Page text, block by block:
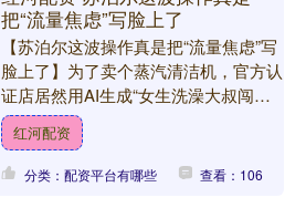
把“流量焦虑”写脸上了
【苏泊尔这波操作真是把“流量焦虑”写
脸上了】为了卖个蒸汽清洁机，官方认
证店居然用AI生成“女生洗澡大叔闯入
帮搓背”、“如厕时保洁推门”这种剧情。
画面里人物僵硬得....
红河配资
分类：配资平台有哪些 查看：106